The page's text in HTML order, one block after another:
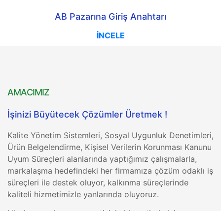
AB Pazarına Giriş Anahtarı
İNCELE
AMACIMIZ
İşinizi Büyütecek Çözümler Üretmek !
Kalite Yönetim Sistemleri, Sosyal Uygunluk Denetimleri,
Ürün Belgelendirme, Kişisel Verilerin Korunması Kanunu
Uyum Süreçleri alanlarında yaptığımız çalışmalarla,
markalaşma hedefindeki her firmamıza çözüm odaklı iş
süreçleri ile destek oluyor, kalkınma süreçlerinde
kaliteli hizmetimizle yanlarında oluyoruz.